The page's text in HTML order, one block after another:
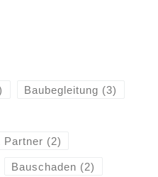
Baubegleitung (3)
Partner (2)
Bauschaden (2)